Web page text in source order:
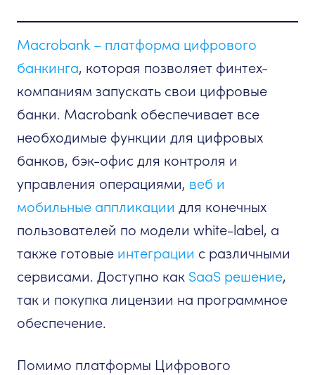
Macrobank – платформа цифрового
банкинга, которая позволяет финтех-
компаниям запускать свои цифровые
банки. Macrobank обеспечивает все
необходимые функции для цифровых
банков, бэк-офис для контроля и
управления операциями, веб и
мобильные аппликации для конечных
пользователей по модели white-label, а
также готовые интеграции с различными
сервисами. Доступно как SaaS решение,
так и покупка лицензии на программное
обеспечение.
Помимо платформы Цифрового